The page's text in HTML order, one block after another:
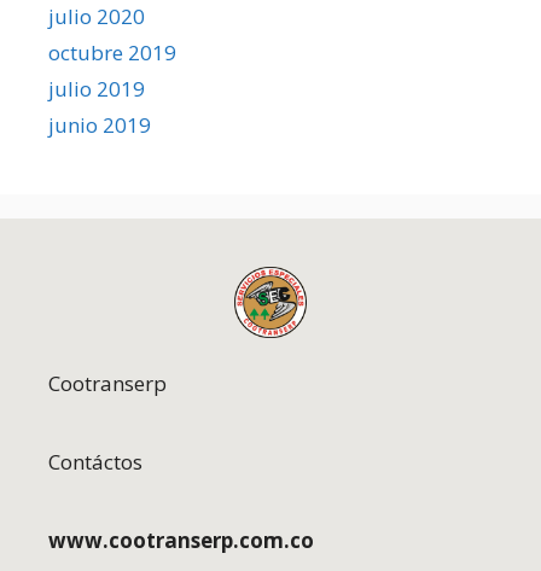
julio 2020
octubre 2019
julio 2019
junio 2019
Cootranserp
Contáctos
www.cootranserp.com.co